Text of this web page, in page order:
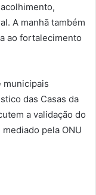
A manhã também
ao fortalecimento
municipais
das Casas da
a validação do
pela ONU